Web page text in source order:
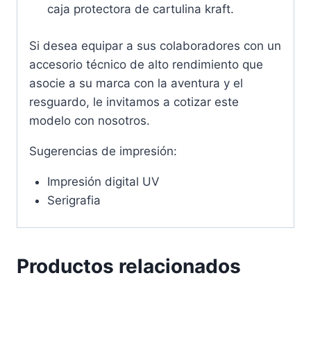
caja protectora de cartulina kraft.
Si desea equipar a sus colaboradores con un
accesorio técnico de alto rendimiento que
asocie a su marca con la aventura y el
resguardo, le invitamos a cotizar este
modelo con nosotros.
Sugerencias de impresión:
Impresión digital UV
Serigrafia
Productos relacionados